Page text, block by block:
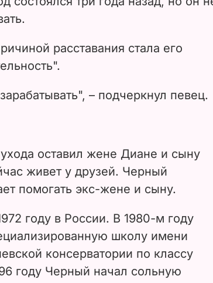
d
e
o
расставания стала его
– подчеркнул певец.
оставил жене Диане и сыну
живет у друзей. Черный
помогать экс-жене и сыну.
году в России. В 1980-м году
школу имени
консерватории по классу
году Черный начал сольную